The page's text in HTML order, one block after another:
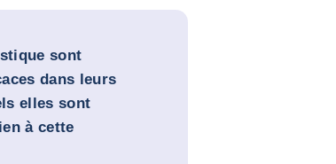
sont
dans leurs
elles sont
à cette